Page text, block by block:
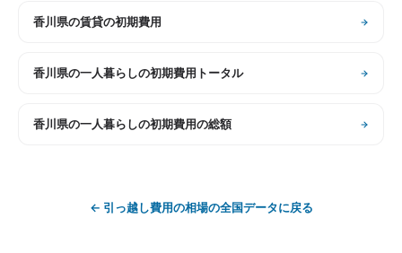
香川県の賃貸の初期費用
香川県の一人暮らしの初期費用トータル
香川県の一人暮らしの初期費用の総額
← 引っ越し費用の相場の全国データに戻る